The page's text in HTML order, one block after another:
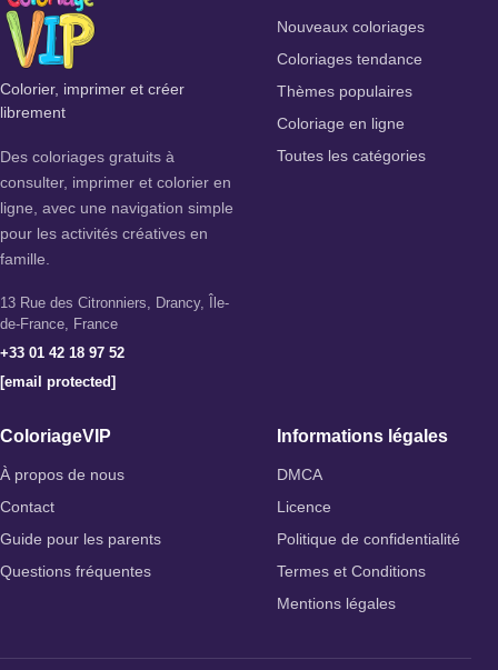
Colorier, imprimer et créer
librement
Des coloriages gratuits à
consulter, imprimer et colorier en
ligne, avec une navigation simple
pour les activités créatives en
famille.
13 Rue des Citronniers, Drancy, Île-
de-France, France
+33 01 42 18 97 52
[email protected]
Nouveaux coloriages
Coloriages tendance
Thèmes populaires
Coloriage en ligne
Toutes les catégories
ColoriageVIP
À propos de nous
Contact
Guide pour les parents
Questions fréquentes
Informations légales
DMCA
Licence
Politique de confidentialité
Termes et Conditions
Mentions légales